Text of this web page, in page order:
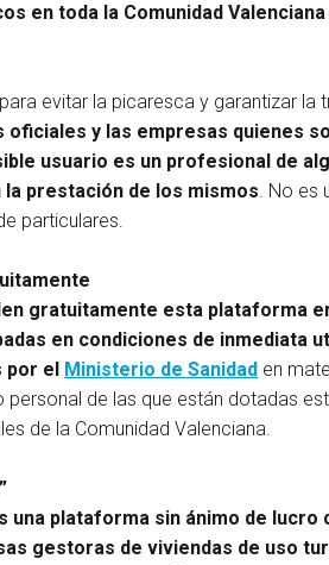
en toda la Comunidad Valenciana
para evitar la picaresca y garantizar la
y las empresas quienes
usuario es un profesional de
prestación de los mismos. No es
particulares.
gratuitamente esta plataforma
en condiciones de inmediata
por el Ministerio de Sanidad en
de las que están dotadas
de la Comunidad Valenciana.
una plataforma sin ánimo de
gestoras de viviendas de uso